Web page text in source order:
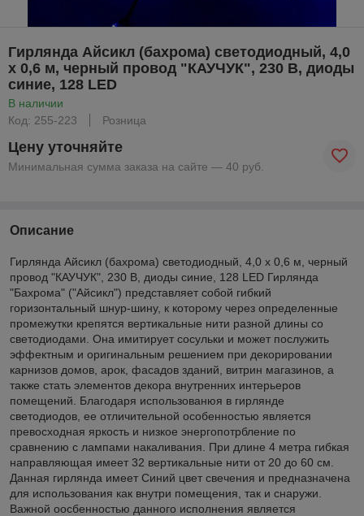
Гирлянда Айсикл (бахрома) светодиодный, 4,0
х 0,6 м, черный провод "КАУЧУК", 230 В, диоды
синие, 128 LED
В наличии
Код: 255-223
Розница
Цену уточняйте
Минимальная сумма заказа на сайте — 40 руб.
Описание
Гирлянда Айсикл (бахрома) светодиодный, 4,0 х 0,6 м, черный
провод "КАУЧУК", 230 В, диоды синие, 128 LED Гирлянда
"Бахрома" ("Айсикл") представляет собой гибкий
горизонтальный шнур-шину, к которому через определенные
промежутки крепятся вертикальные нити разной длины со
светодиодами. Она имитирует сосульки и может послужить
эффектным и оригинальным решением при декорировании
карнизов домов, арок, фасадов зданий, витрин магазинов, а
также стать элементов декора внутренних интерьеров
помещений. Благодаря использованюя в гирлянде
светодиодов, ее отличительной особенностью является
превосходная яркость и низкое энергопотрбление по
сравнению с лампами накаливания. При длине 4 метра гибкая
направляющая имеет 32 вертикальные нити от 20 до 60 см.
Данная гирлянда имеет Синий цвет свечения и предназначена
для использования как внутри помещения, так и снаружи.
Важной оосбенностью данного исполнения является